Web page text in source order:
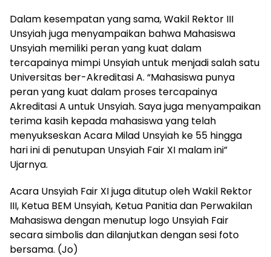
Dalam kesempatan yang sama, Wakil Rektor III
Unsyiah juga menyampaikan bahwa Mahasiswa
Unsyiah memiliki peran yang kuat dalam
tercapainya mimpi Unsyiah untuk menjadi salah satu
Universitas ber-Akreditasi A. “Mahasiswa punya
peran yang kuat dalam proses tercapainya
Akreditasi A untuk Unsyiah. Saya juga menyampaikan
terima kasih kepada mahasiswa yang telah
menyukseskan Acara Milad Unsyiah ke 55 hingga
hari ini di penutupan Unsyiah Fair XI malam ini”
Ujarnya.
Acara Unsyiah Fair XI juga ditutup oleh Wakil Rektor
III, Ketua BEM Unsyiah, Ketua Panitia dan Perwakilan
Mahasiswa dengan menutup logo Unsyiah Fair
secara simbolis dan dilanjutkan dengan sesi foto
bersama. (Jo)